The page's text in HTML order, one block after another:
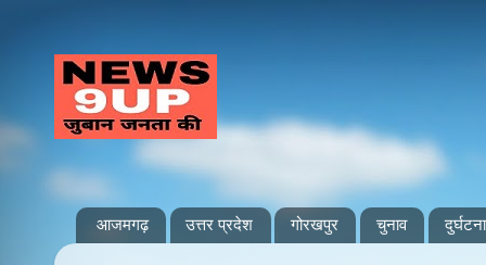
आजमगढ़ उत्तर प्रदेश गोरखपुर चुनाव दुर्घटना